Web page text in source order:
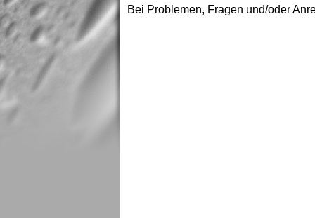
Bei Problemen, Fragen und/oder